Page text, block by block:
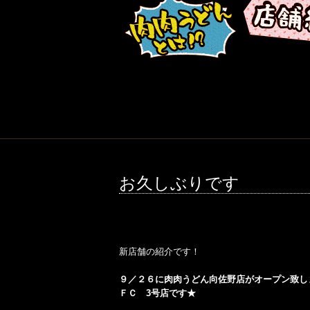
お久しぶりです
新店舗の紹介です！
９／２６に肉肉うどん向佐野店がオープン致
ＦＣ 3号店です★